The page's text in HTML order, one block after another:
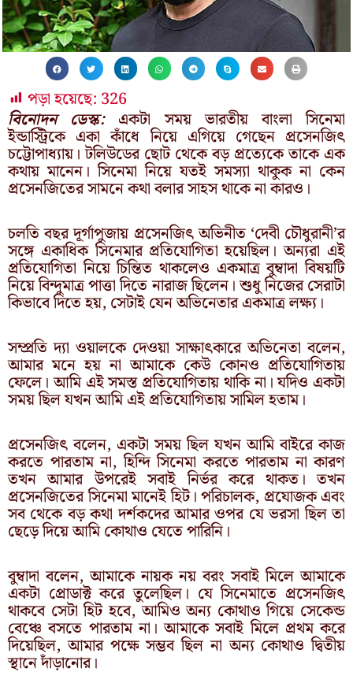
পড়া হয়েছে: 326
বিনোদন ডেস্ক: একটা সময় ভারতীয় বাংলা সিনেমা
ইন্ডাস্ট্রিকে একা কাঁধে নিয়ে এগিয়ে গেছেন প্রসেনজিৎ
চট্টোপাধ্যায়। টলিউডের ছোট থেকে বড় প্রত্যেকে তাকে এক
কথায় মানেন। সিনেমা নিয়ে যতই সমস্যা থাকুক না কেন
প্রসেনজিতের সামনে কথা বলার সাহস থাকে না কারও।
চলতি বছর দূর্গাপুজায় প্রসেনজিৎ অভিনীত ‘দেবী চৌধুরানী’র
সঙ্গে একাধিক সিনেমার প্রতিযোগিতা হয়েছিল। অন্যরা এই
প্রতিযোগিতা নিয়ে চিন্তিত থাকলেও একমাত্র বুম্বাদা বিষয়টি
নিয়ে বিন্দুমাত্র পাত্তা দিতে নারাজ ছিলেন। শুধু নিজের সেরাটা
কিভাবে দিতে হয়, সেটাই যেন অভিনেতার একমাত্র লক্ষ্য।
সম্প্রতি দ্যা ওয়ালকে দেওয়া সাক্ষাৎকারে অভিনেতা বলেন,
আমার মনে হয় না আমাকে কেউ কোনও প্রতিযোগিতায়
ফেলে। আমি এই সমস্ত প্রতিযোগিতায় থাকি না। যদিও একটা
সময় ছিল যখন আমি এই প্রতিযোগিতায় সামিল হতাম।
প্রসেনজিৎ বলেন, একটা সময় ছিল যখন আমি বাইরে কাজ
করতে পারতাম না, হিন্দি সিনেমা করতে পারতাম না কারণ
তখন আমার উপরেই সবাই নির্ভর করে থাকত। তখন
প্রসেনজিতের সিনেমা মানেই হিট। পরিচালক, প্রযোজক এবং
সব থেকে বড় কথা দর্শকদের আমার ওপর যে ভরসা ছিল তা
ছেড়ে দিয়ে আমি কোথাও যেতে পারিনি।
বুম্বাদা বলেন, আমাকে নায়ক নয় বরং সবাই মিলে আমাকে
একটা প্রোডাক্ট করে তুলেছিল। যে সিনেমাতে প্রসেনজিৎ
থাকবে সেটা হিট হবে, আমিও অন্য কোথাও গিয়ে সেকেন্ড
বেঞ্চে বসতে পারতাম না। আমাকে সবাই মিলে প্রথম করে
দিয়েছিল, আমার পক্ষে সম্ভব ছিল না অন্য কোথাও দ্বিতীয়
স্থানে দাঁড়ানোর।